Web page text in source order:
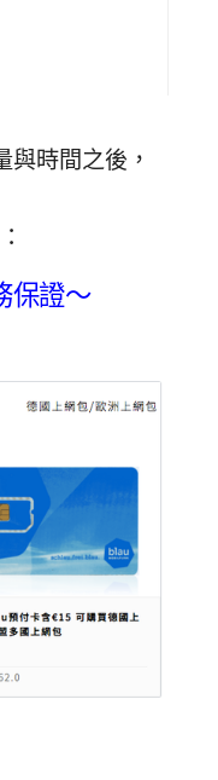
時間之後，
保證～